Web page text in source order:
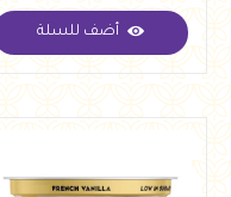
جنيه
أضف للسلة